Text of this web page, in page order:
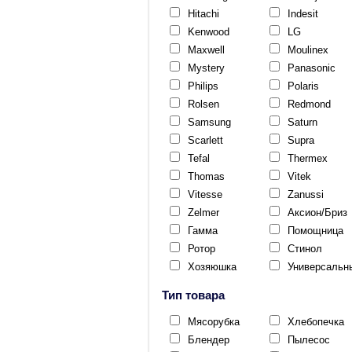
Hitachi
Indesit
Kenwood
LG
Maxwell
Moulinex
Mystery
Panasonic
Philips
Polaris
Rolsen
Redmond
Samsung
Saturn
Scarlett
Supra
Tefal
Thermex
Thomas
Vitek
Vitesse
Zanussi
Zelmer
Аксион/Бриз
Гамма
Помощница
Ротор
Стинол
Хозяюшка
Тип товара
Мясорубка
Хлебопечка
Блендер
Пылесос